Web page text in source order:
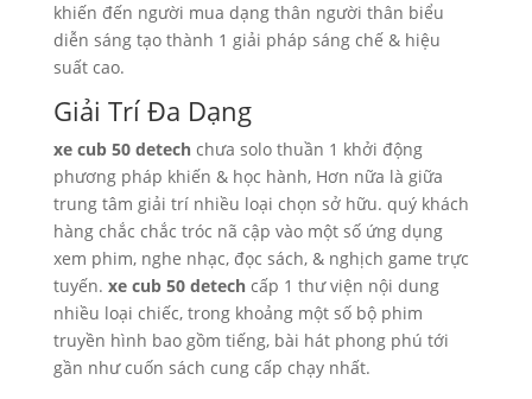
khiến đến người mua dạng thân người thân biểu
diễn sáng tạo thành 1 giải pháp sáng chế & hiệu
suất cao.
Giải Trí Đa Dạng
xe cub 50 detechchưa solo thuần 1 khởi động
phương pháp khiến & học hành, Hơn nữa là giữa
trung tâm giải trí nhiều loại chọn sở hữu. quý khách
hàng chắc chắc tróc nã cập vào một số ứng dụng
xem phim, nghe nhạc, đọc sách, & nghịch game trực
tuyến. xe cub 50 detechcấp 1 thư viện nội dung
nhiều loại chiếc, trong khoảng một số bộ phim
truyền hình bao gồm tiếng, bài hát phong phú tới
gần như cuốn sách cung cấp chạy nhất.